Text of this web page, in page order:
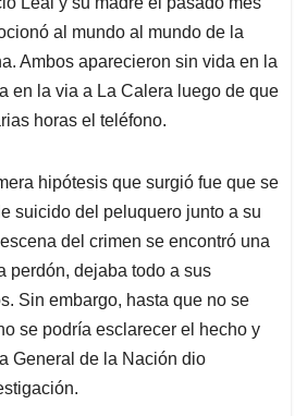
l
a
d
s
al mundo al mundo de la
Ambos aparecieron sin vida en la
en la via a La Calera luego de que
horas el teléfono.
hipótesis que surgió fue que se
suicido del peluquero junto a su
del crimen se encontró una
perdón, dejaba todo a sus
Sin embargo, hasta que no se
se podría esclarecer el hecho y
General de la Nación dio